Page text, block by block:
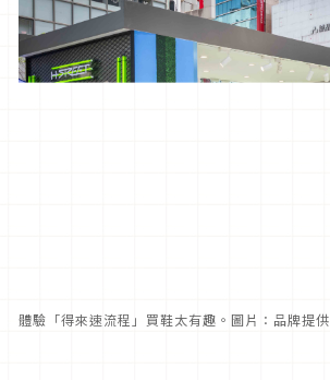
體驗「得來速流程」買鞋太有趣。圖片：品牌提供